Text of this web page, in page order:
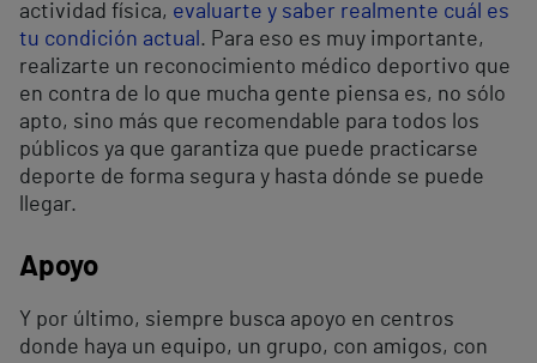
actividad física, evaluarte y saber realmente cuál es
tu condición actual . Para eso es muy importante,
realizarte un reconocimiento médico deportivo que
en contra de lo que mucha gente piensa es, no sólo
apto, sino más que recomendable para todos los
públicos ya que garantiza que puede practicarse
deporte de forma segura y hasta dónde se puede
llegar.
Apoyo
Y por último, siempre busca apoyo en centros
donde haya un equipo, un grupo, con amigos, con